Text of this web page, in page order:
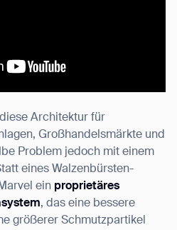
Architektur für
Großhandelsmärkte und
Problem jedoch mit einem
eines Walzenbürsten-
ein proprietäres
, das eine bessere
größerer Schmutzpartikel